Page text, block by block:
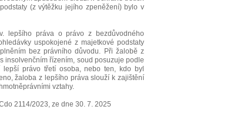
(z výtěžku jejího zpeněžení) bylo v
lepšího práva o právo z bezdůvodného
uspokojené z majetkové podstaty
bez právního důvodu. Při žalobě z
insolvenčním řízením, soud posuzuje podle
právo třetí osoba, nebo ten, kdo byl
žaloba z lepšího práva slouží k zajištění
vztahy.
2114/2023, ze dne 30. 7. 2025